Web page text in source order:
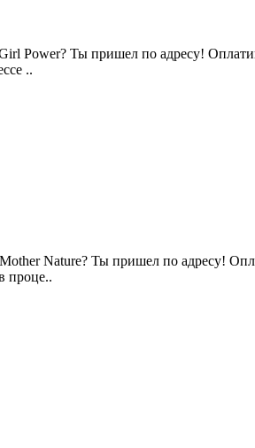
Power? Ты пришел по адресу!
..
Nature? Ты пришел по адресу!
проце..